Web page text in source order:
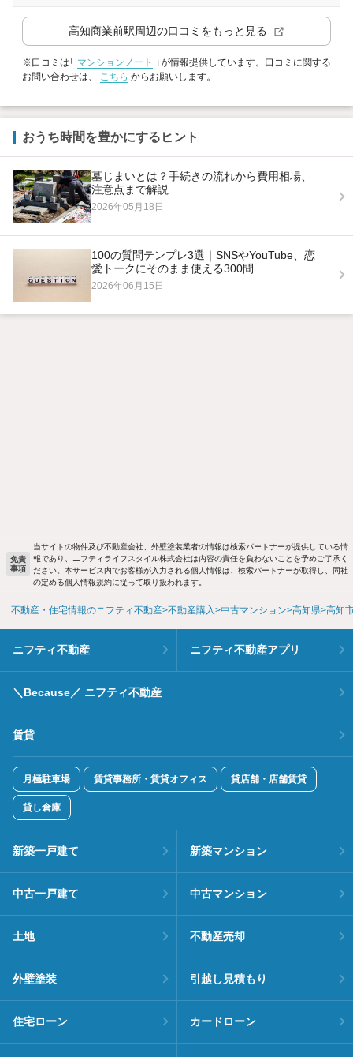
高知商業前駅周辺の口コミをもっと見る
※口コミは「 マンションノート
」が情報提供しています。口コミに関する
お問い合わせは、 こちら からお願いします。
おうち時間を豊かにするヒント
墓じまいとは？手続きの流れから費用相場、
注意点まで解説
2026年05月18日
100の質問テンプレ3選｜SNSやYouTube、恋
愛トークにそのまま使える300問
2026年06月15日
免責
事項
当サイトの物件及び不動産会社、外壁塗装業者の情報は検索パートナーが提供している情
報であり、ニフティライフスタイル株式会社は内容の責任を負わないことを予めご了承く
ださい。本サービス内でお客様が入力される個人情報は、検索パートナーが取得し、同社
の定める個人情報規約に従って取り扱われます。
不動産・住宅情報のニフティ不動産 不動産購入 中古マンション 高知県 高知
ニフティ不動産 ニフティ不動産アプリ
＼Because／ ニフティ不動産
賃貸
月極駐車場 賃貸事務所・賃貸オフィス 貸店舗・店舗賃貸
貸し倉庫
新築一戸建て 新築マンション
中古一戸建て 中古マンション
土地 不動産売却
外壁塗装 引越し見積もり
住宅ローン カードローン